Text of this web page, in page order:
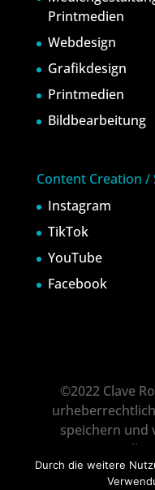
Printmedien
Webdesign
Grafikdesign
Printmedien
Bildbearbeitung
Content Creation /
Instagram
TikTok
YouTube
Facebook
©2022 Clave
speichern und
untersagt! All
protection! It is
Durch die weitere